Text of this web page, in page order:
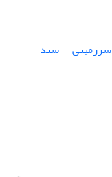
سرزمینی
سند